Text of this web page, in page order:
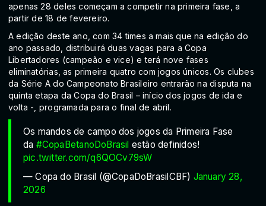
apenas 28 deles começam a competir na primeira fase, a
partir de 18 de fevereiro.
A edição deste ano, com 34 times a mais que na edição do
ano passado, distribuirá duas vagas para a Copa
Libertadores (campeão e vice) e terá nove fases
eliminatórias, as primeira quatro com jogos únicos. Os clubes
da Série A do Campeonato Brasileiro entrarão na disputa na
quinta etapa da Copa do Brasil – início dos jogos de ida e
volta -, programada para o final de abril.
Os mandos de campo dos jogos da Primeira Fase
da #CopaBetanoDoBrasil estão definidos!
pic.twitter.com/q6QOCv79sW
— Copa do Brasil (@CopaDoBrasilCBF) January 28,
2026